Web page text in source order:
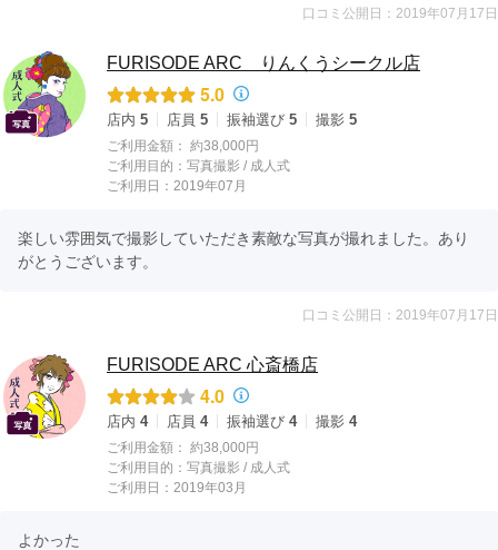
口コミ公開日：2019年07月17日
FURISODE ARC りんくうシークル店
5.0
店内 5 店員 5 振袖選び 5 撮影 5
ご利用金額： 約38,000円
ご利用目的： 写真撮影 / 成人式
ご利用日：2019年07月
楽しい雰囲気で撮影していただき素敵な写真が撮れました。あり
がとうございます。
口コミ公開日：2019年07月17日
FURISODE ARC 心斎橋店
4.0
店内 4 店員 4 振袖選び 4 撮影 4
ご利用金額： 約38,000円
ご利用目的： 写真撮影 / 成人式
ご利用日：2019年03月
よかった